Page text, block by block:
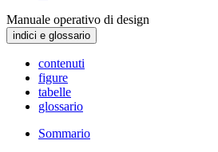
Manuale operativo di design
indici e glossario
contenuti
figure
tabelle
glossario
Sommario